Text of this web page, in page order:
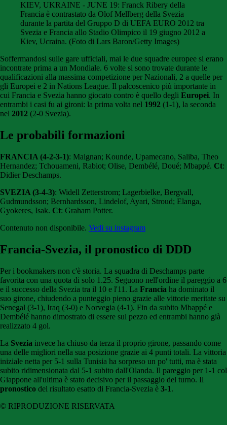
KIEV, UKRAINE - JUNE 19: Franck Ribery della
Francia è contrastato da Olof Mellberg della Svezia
durante la partita del Gruppo D di UEFA EURO 2012 tra
Svezia e Francia allo Stadio Olimpico il 19 giugno 2012 a
Kiev, Ucraina. (Foto di Lars Baron/Getty Images)
Soffermandosi sulle gare ufficiali, mai le due squadre europee si erano
incontrate prima a un Mondiale. 6 volte si sono trovate durante le
qualificazioni alla massima competizione per Nazionali, 2 a quelle per
gli Europei e 2 in Nations League. Il palcoscenico più importante in
cui Francia e Svezia hanno giocato contro è quello degli Europei. In
entrambi i casi fu ai gironi: la prima volta nel 1992 (1-1), la seconda
nel 2012 (2-0 Svezia).
Le probabili formazioni
FRANCIA (4-2-3-1): Maignan; Kounde, Upamecano, Saliba, Theo
Hernandez; Tchouameni, Rabiot; Olise, Dembélé, Doué; Mbappé. Ct:
Didier Deschamps.
SVEZIA (3-4-3): Widell Zetterstrom; Lagerbielke, Bergvall,
Gudmundsson; Bernhardsson, Lindelof, Ayari, Stroud; Elanga,
Gyokeres, Isak. Ct: Graham Potter.
Contenuto non disponibile. Vedi su instagram
Francia-Svezia, il pronostico di DDD
Per i bookmakers non c'è storia. La squadra di Deschamps parte
favorita con una quota di solo 1.25. Seguono nell'ordine il pareggio a 6
e il successo della Svezia tra il 10 e l'11. La Francia ha dominato il
suo girone, chiudendo a punteggio pieno grazie alle vittorie meritate su
Senegal (3-1), Iraq (3-0) e Norvegia (4-1). Fin da subito Mbappé e
Dembélé hanno dimostrato di essere sul pezzo ed entrambi hanno già
realizzato 4 gol.
La Svezia invece ha chiuso da terza il proprio girone, passando come
una delle migliori nella sua posizione grazie ai 4 punti totali. La vittoria
iniziale netta per 5-1 sulla Tunisia ha sorpreso un po' tutti, ma è stata
subito ridimensionata dal 5-1 subito dall'Olanda. Il pareggio per 1-1 col
Giappone all'ultima è stato decisivo per il passaggio del turno. Il
pronostico del risultato esatto di Francia-Svezia è 3-1.
© RIPRODUZIONE RISERVATA